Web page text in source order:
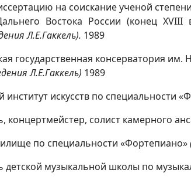
на соискание ученой
Востока России (конец XVIII
Л.Е.Гаккель). 1989
государственная консерватория им.
Л.Е.Гаккель) 1989
искусств по специальности
концертмейстер, солист камерного
по специальности «Фортепиано»
детской музыкальной школы по